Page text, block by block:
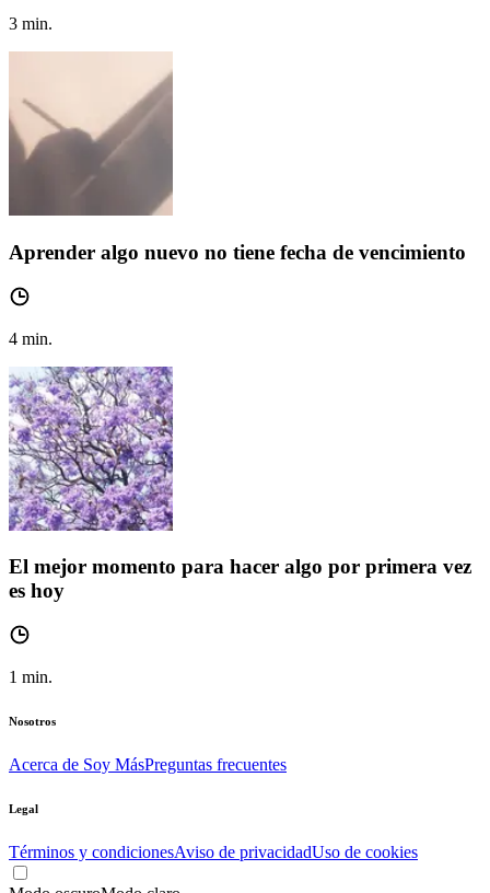
3 min.
Aprender algo nuevo no tiene fecha de vencimiento
4 min.
El mejor momento para hacer algo por primera vez
es hoy
1 min.
Nosotros
Acerca de Soy MásPreguntas frecuentes
Legal
Términos y condicionesAviso de privacidadUso de cookies